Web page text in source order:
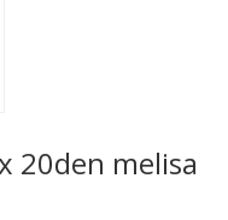
20den melisa